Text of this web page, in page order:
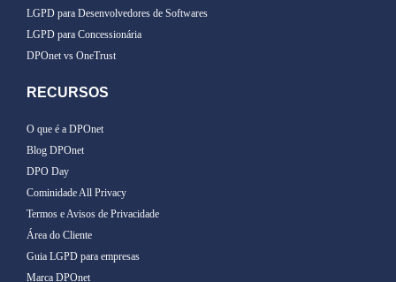
LGPD para Desenvolvedores de Softwares
LGPD para Concessionária
DPOnet vs OneTrust
RECURSOS
O que é a DPOnet
Blog DPOnet
DPO Day
Cominidade All Privacy
Termos e Avisos de Privacidade
Área do Cliente
Guia LGPD para empresas
Marca DPOnet